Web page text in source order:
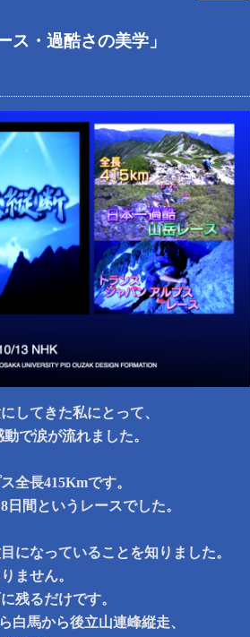
ス・過酷さの美学」
してきた私にとって、
で涙が流れました。
全長415Kmです。
間というレースでした。
になっていることを知りました。
ません。
残るだけです。
白馬から後立山連峰縦走、